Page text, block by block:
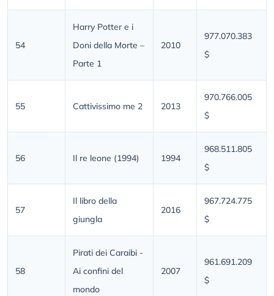
54
Harry Potter e i
Doni della Morte –
Parte 1
2010
977.070.383
$
55 Cattivissimo me 2 2013
970.766.005
$
56 Il re leone (1994) 1994
968.511.805
$
57
Il libro della
giungla
2016
967.724.775
$
58
Pirati dei Caraibi -
Ai confini del
mondo
2007
961.691.209
$